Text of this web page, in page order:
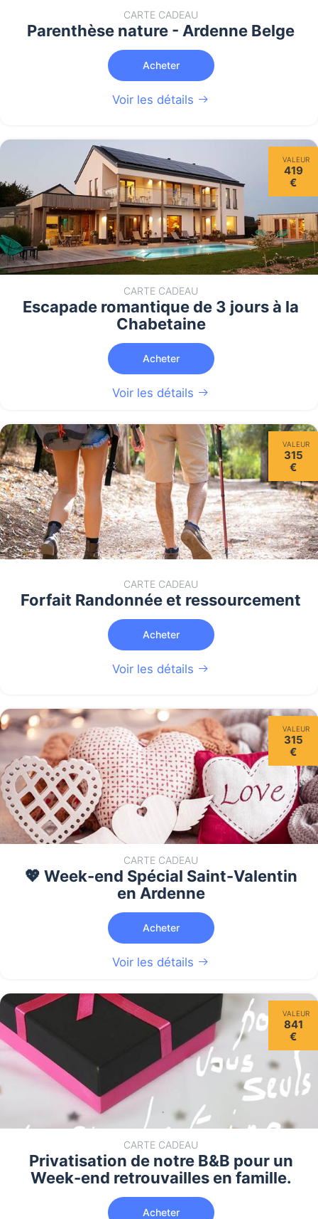
CARTE CADEAU
Parenthèse nature - Ardenne Belge
Acheter
Voir les détails
VALEUR
419
€
CARTE CADEAU
Escapade romantique de 3 jours à la
Chabetaine
Acheter
Voir les détails
VALEUR
315
€
CARTE CADEAU
Forfait Randonnée et ressourcement
Acheter
Voir les détails
VALEUR
315
€
CARTE CADEAU
💖 Week-end Spécial Saint-Valentin
en Ardenne
Acheter
Voir les détails
VALEUR
841
€
CARTE CADEAU
Privatisation de notre B&B pour un
Week-end retrouvailles en famille.
Acheter